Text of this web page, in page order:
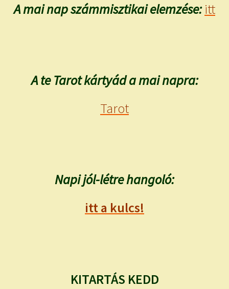
A mai nap számmisztikai elemzése: itt
A te Tarot kártyád a mai napra:
Tarot
Napi jól-létre hangoló:
itt a kulcs!
KITARTÁS KEDD